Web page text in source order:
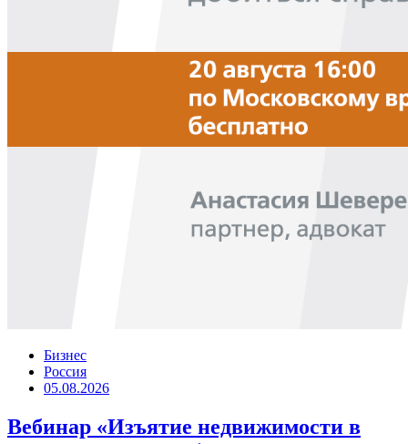
Бизнес
Россия
05.08.2026
Вебинар «Изъятие недвижимости в